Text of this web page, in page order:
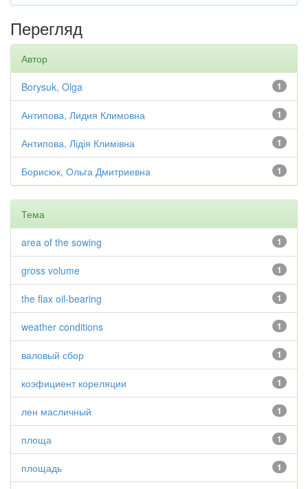
Перегляд
Автор
1
Borysuk, Olga
1
Антипова, Лидия Климовна
1
Антипова, Лідія Климівна
1
Борисюк, Ольга Дмитриевна
Тема
1
area of the sowing
1
gross volume
1
the flax oil-bearing
1
weather conditions
1
валовый сбор
1
коэфициент кореляции
1
лен масличный
1
площа
1
площадь